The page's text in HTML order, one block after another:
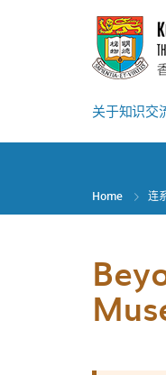
关于知识交
Home 连